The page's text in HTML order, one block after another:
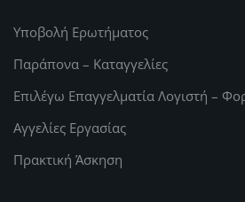
Υποβολή Ερωτήματος
Παράπονα – Καταγγελίες
Επιλέγω Επαγγελματία Λογιστή –
Αγγελίες Εργασίας
Πρακτική Άσκηση